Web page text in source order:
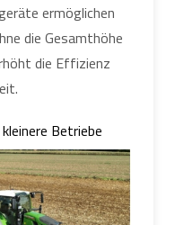
ermöglichen
die Gesamthöhe
die Effizienz
Betriebe